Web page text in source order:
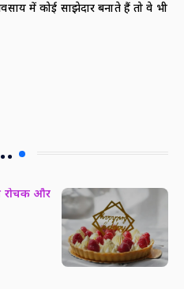
में कोई साझेदार बनाते हैं तो वे भी
रोचक और